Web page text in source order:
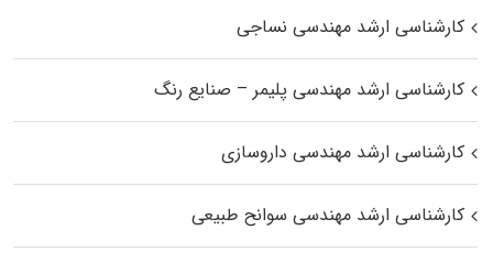
کارشناسی ارشد مهندسی نساجی
کارشناسی ارشد مهندسی پلیمر – صنایع رنگ
کارشناسی ارشد مهندسی داروسازی
کارشناسی ارشد مهندسی سوانح طبیعی